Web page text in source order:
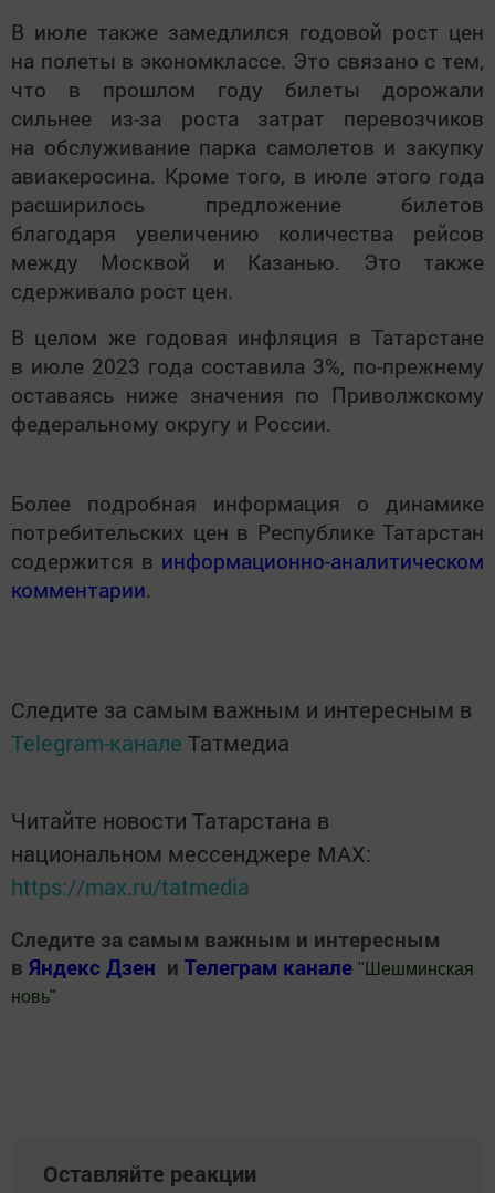
В июле также замедлился годовой рост цен
на полеты в экономклассе. Это связано с тем,
что в прошлом году билеты дорожали
сильнее из-за роста затрат перевозчиков
на обслуживание парка самолетов и закупку
авиакеросина. Кроме того, в июле этого года
расширилось предложение билетов
благодаря увеличению количества рейсов
между Москвой и Казанью. Это также
сдерживало рост цен.
В целом же годовая инфляция в Татарстане
в июле 2023 года составила 3%, по-прежнему
оставаясь ниже значения по Приволжскому
федеральному округу и России.
Более подробная информация о динамике
потребительских цен в Республике Татарстан
содержится в информационно-аналитическом
комментарии.
Следите за самым важным и интересным в
Telegram-канале Татмедиа
Читайте новости Татарстана в
национальном мессенджере MАХ:
https://max.ru/tatmedia
Следите за самым важным и интересным
в Яндекс Дзен и Телеграм канале " Шешминская
новь"
Оставляйте реакции